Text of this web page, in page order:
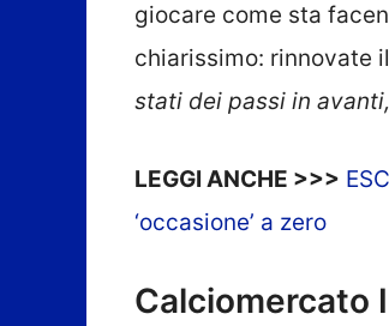
giocare come sta
chiarissimo: rinnovate
stati dei passi in
LEGGI ANCHE >>>
‘occasione’ a zero
Calciomercato